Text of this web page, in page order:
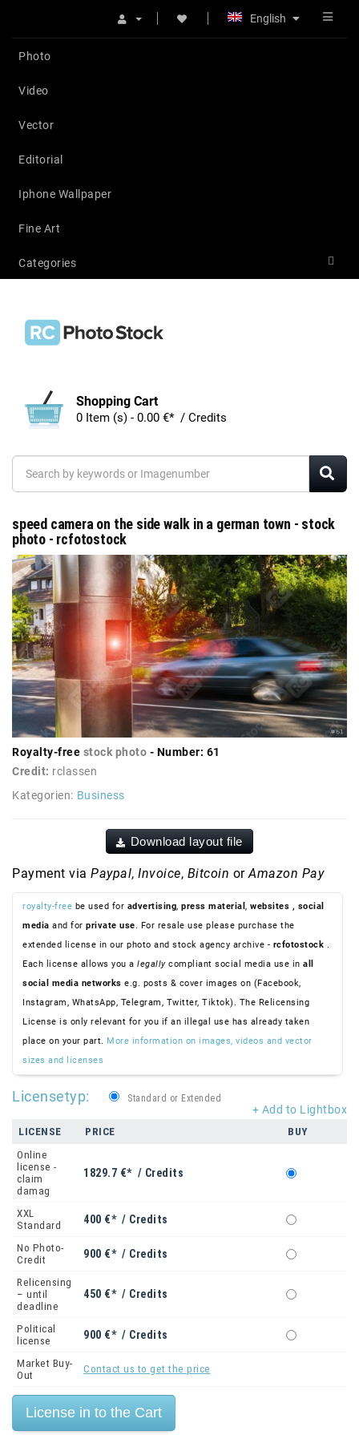
English
Photo
Video
Vector
Editorial
Iphone Wallpaper
Fine Art
Categories
Shopping Cart
0 Item (s) - 0.00 €* / Credits
speed camera on the side walk in a german town - stock
photo - rcfotostock
Royalty-free stock photo - Number: 61
Credit: rclassen
Kategorien: Business
Download layout file
Payment via Paypal, Invoice, Bitcoin orAmazon Pay
royalty-free be used for advertising, press material , websites , social
media and for private use. For resale use please purchase the
extended license in our photo and stock agency archive - rcfotostock .
Each license allows you a legallycompliant social media use in all
social media networks e.g. posts & cover images on (Facebook,
Instagram, WhatsApp, Telegram, Twitter, Tiktok). The Relicensing
License is only relevant for you if an illegal use has already taken
place on your part. More information on images, videos and vector
sizes and licenses
+ Add to Lightbox
Licensetyp: Standard or Extended
LICENSE PRICE
BUY
Online
license -
claim
damag
1829.7 €* / Credits
XXL
Standard
400 €* / Credits
No Photo-
Credit
900 €* / Credits
Relicensing
– until
deadline
450 €* / Credits
Political
license
900 €* / Credits
Market Buy-
Out
Contact us to get the price